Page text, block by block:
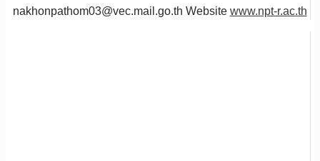
nakhonpathom03@vec.mail.go.th Website www.npt-r.ac.th